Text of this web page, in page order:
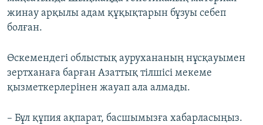
жинау арқылы адам құқықтарын бұзуы себеп
болған.
Өскемендегі облыстық аурухананың нұсқауымен
зертханаға барған Азаттық тілшісі мекеме
қызметкерлерінен жауап ала алмады.
– Бұл құпия ақпарат, басшымызға хабарласыңыз.